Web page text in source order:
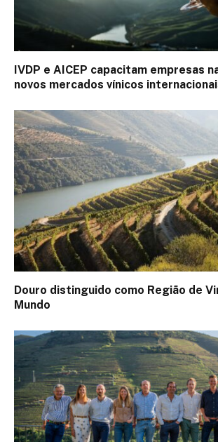
IVDP e AICEP capacitam empresas
novos mercados vínicos
Douro distinguido como Região de
Mundo